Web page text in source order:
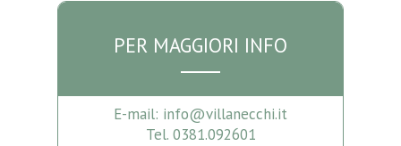
PER MAGGIORI INFO
E-mail: info@villanecchi.it
Tel. 0381.092601